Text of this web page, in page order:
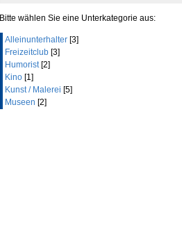
Bitte wählen Sie eine Unterkategorie aus:
Alleinunterhalter [3]
Freizeitclub [3]
Humorist[2]
Kino [1]
Kunst / Malerei [5]
Museen [2]